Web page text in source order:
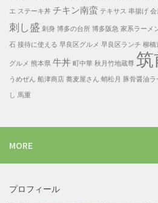
エ ステーキ丼 チキン南蛮 テキサス 串揚げ 会
刺し盛 刺身 博多の台所 博多阪急 家系ラーメ
石 接待に使える 早良区グルメ 早良区ランチ 柳橋
グルメ 熊本県 牛丼 町中華 秋月竹地蔵尊 筑
うめぜん 船津商店 蕎麦屋さん 蛸松月 豚骨醤油ラ
し 馬重
MORE
プロフィール